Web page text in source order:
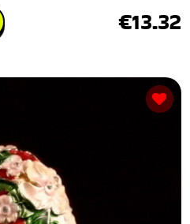
€13.32